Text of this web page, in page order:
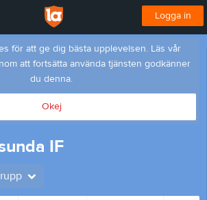
Logga in
för att ge dig bästa upplevelsen. Läs vår
att fortsätta använda tjänsten godkänner
du denna.
Okej
IF